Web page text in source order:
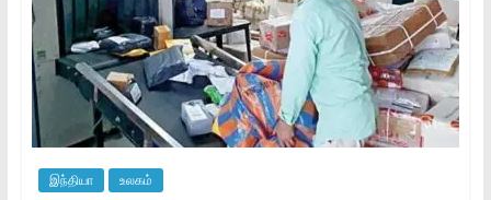
இந்தியா உலகம்